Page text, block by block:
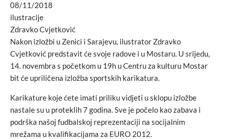
08/11/2018
ilustracije
Zdravko Cvjetković
Nakon izložbi u Zenici i Sarajevu, ilustrator Zdravko
Cvjetković predstavit će svoje radove i u Mostaru. U srijedu,
14. novembra s početkom u 19h u Centru za kulturu Mostar
bit će upriličena izložba sportskih karikatura.
Karikature koje ćete imati priliku vidjeti u sklopu izložbe
nastale su u proteklih 7 godina. Sve je počelo kao zabava i
podrška našoj fudbalskoj reprezentaciji na socijalnim
mrežama u kvalifikacijama za EURO 2012.